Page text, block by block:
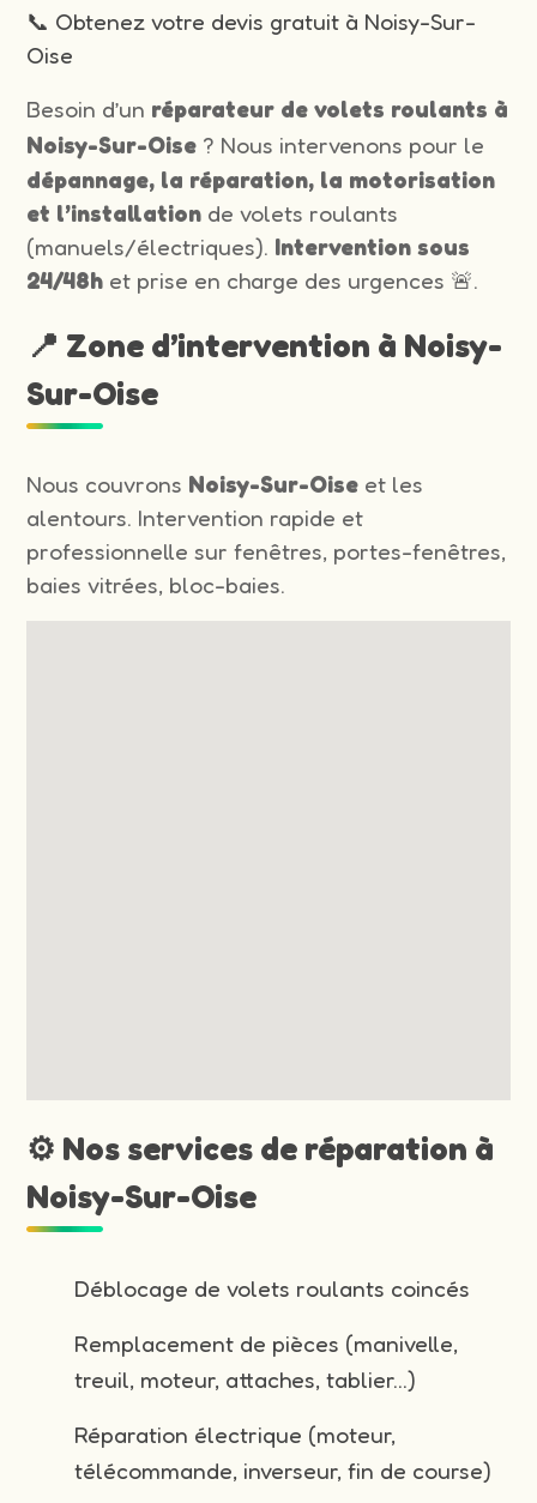
📞 Obtenez votre devis gratuit à Noisy-Sur-
Oise
Besoin d’un réparateur de volets roulants à
Noisy-Sur-Oise ? Nous intervenons pour le
dépannage, la réparation, la motorisation
et l’installation de volets roulants
(manuels/électriques). Intervention sous
24/48h et prise en charge des urgences 🚨.
📍 Zone d’intervention à Noisy-
Sur-Oise
Nous couvrons Noisy-Sur-Oise et les
alentours. Intervention rapide et
professionnelle sur fenêtres, portes-fenêtres,
baies vitrées, bloc-baies.
⚙️ Nos services de réparation à
Noisy-Sur-Oise
Déblocage de volets roulants coincés
Remplacement de pièces (manivelle,
treuil, moteur, attaches, tablier…)
Réparation électrique (moteur,
télécommande, inverseur, fin de course)